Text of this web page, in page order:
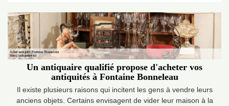
Un antiquaire qualifié propose d'acheter vos
antiquités à Fontaine Bonneleau
Il existe plusieurs raisons qui incitent les gens à vendre leurs
anciens objets. Certains envisagent de vider leur maison à la